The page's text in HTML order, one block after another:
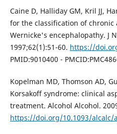
Caine D, Halliday GM, Kril JJ,
for the classification of
Wernicke's encephalopathy. J
1997;62(1):51-60. https://
PMID:9010400 -
Kopelman MD, Thomson AD,
Korsakoff syndrome: clinical
treatment. Alcohol Alcohol.
https://doi.org/10.1093/alcalc/